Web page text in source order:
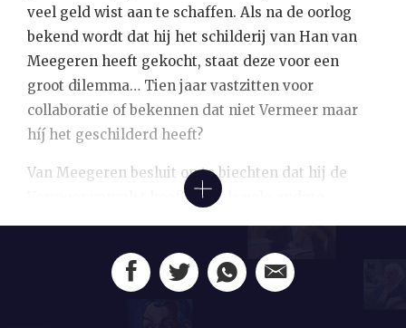
veel geld wist aan te schaffen. Als na de oorlog
bekend wordt dat hij het schilderij van Han van
Meegeren heeft gekocht, staat deze voor een
groot dilemma… Tien jaar vastzitten voor
collaboratie of bekennen dat niet Vermeer maar
híj het geschilderd heeft?
Van Meegeren besluit op te biechten dat hij de
Vermeer vervalst heeft, net als vele andere
werken van Hollandse Meesters die hij als zijnde
‘onschuld’ te bewijzen, schildert hij onder toezicht
een nieuwe ‘Vermeer’. Het resultaat is overtuigend